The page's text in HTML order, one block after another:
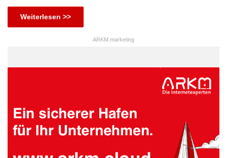
Weiterlesen >>
ARKM.marketing